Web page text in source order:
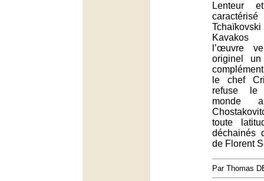
Lenteur
l’œuvre
originel
le chef
refuse le
monde
toute
déchainés
de Florent
Par Thomas